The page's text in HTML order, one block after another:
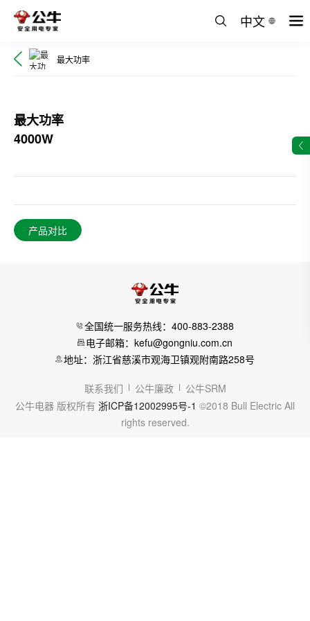
中文
最大功率
最大功率
4000W
产品对比
全国统一服务热线：400-883-2388
电子邮箱：kefu@gongniu.com.cn
地址：浙江省慈溪市观海卫镇观附南路258号
联系我们 公牛廉政
公牛SRM
公牛电器 版权所有 浙ICP备12002995号-1 ©2018 Bull Electric All
rights reserved.